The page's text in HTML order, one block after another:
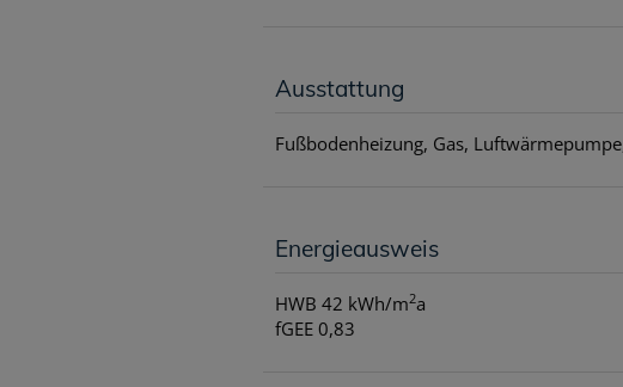
Ausstattung
Fußbodenheizung Gas Luftwärmepumpe
Energieausweis
HWB 42 kWh/m2a
fGEE 0,83